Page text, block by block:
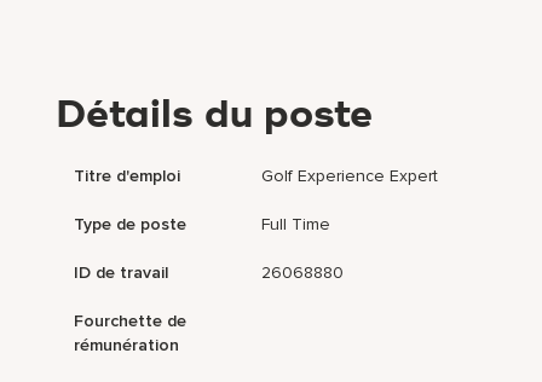
Détails du poste
Titre d'emploi Golf Experience Expert
Type de poste Full Time
ID de travail 26068880
Fourchette de
rémunération